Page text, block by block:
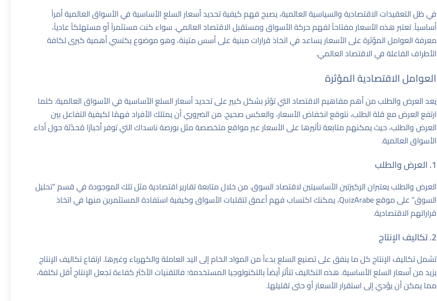
في ظل التعقيدات الاقتصادية والسياسية العالمية، يصبح فهم كيفية تحديد أسعار السلع الأساسية في الأسواق العالمية أمراً
أساسياً. تعتبر هذه الأسعار مفتاحاً لفهم حركة الأسواق ومستقبل الاقتصاد العالمي. سواء كنت مستثمراً أو مستهلكاً عادياً،
معرفة العوامل المؤثرة على الأسعار يساعد في اتخاذ قرارات مبنية على أسس متينة، وهو موضوع يكتسي أهمية كبرى لكافة
الأطراف الفاعلة في الاقتصاد العالمي.
العوامل الاقتصادية المؤثرة
يعد العرض والطلب من أهم مفاهيم الاقتصاد التي تؤثر بشكل كبير على تحديد أسعار السلع الأساسية في الأسواق العالمية. كلما
ارتفع العرض مع قلة الطلب، نتوقع انخفاض الأسعار، والعكس صحيح. من الضروري أن يمتلك الأفراد فهمًا لكيفية التفاعل بين
العرض والطلب، حيث يمكنهم متابعة تأثيرها على الأسعار عبر مواقع متخصصة مثلبورصة ناسداكالتي توفر أخبارًا مُحدّثة حول أداء
الأسواق العالمية.
1. العرض والطلب
العرض والطلب يعتبران الركيزتين الأساسيتين لاقتصاد السوق. من خلال متابعة تقارير اقتصادية مثل تلك الموجودة في قسم “تحليل
السوق” على موقعQuizArabe، يمكنك اكتساب فهم أعمق لتقلبات الأسواق وكيفية استفادة المستثمرين منها في اتخاذ
قراراتهم الاقتصادية.
2. تكاليف الإنتاج
تشمل تكاليف الإنتاج كل ما ينفق على تصنيع السلع بدءاً من المواد الخام إلى اليد العاملة والكهرباء وغيرها. ارتفاع تكاليف الإنتاج
يزيد من أسعار السلع الأساسية. هذه التكاليف تتأثر أيضاً بالتكنولوجيا المستخدمة؛ فالتقنيات الأكثر كفاءة تجعل الإنتاج أقل تكلفة،
مما يمكن أن يؤدي إلى استقرار الأسعار أو حتى تقليلها.